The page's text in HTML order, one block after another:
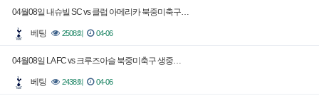
04월08일 내슈빌 SC vs 클럽 아메리카 북중미축구…
베팅 2508회 04-06
04월08일 LA FC vs 크루즈아슬 북중미축구 생중…
베팅 2438회 04-06